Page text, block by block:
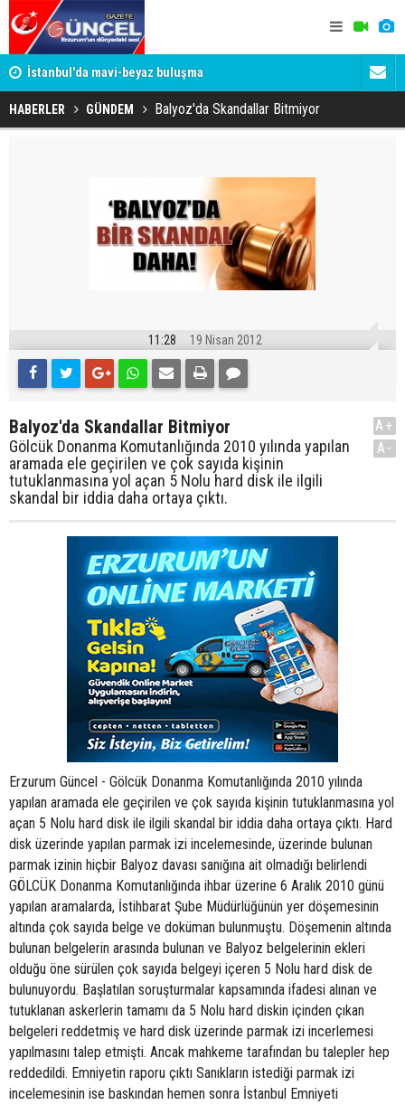
İstanbul'da mavi-beyaz buluşma
HABERLER GÜNDEM Balyoz'da Skandallar Bitmiyor
11:28 19 Nisan 2012
Balyoz'da Skandallar Bitmiyor
Gölcük Donanma Komutanlığında 2010 yılında yapılan
aramada ele geçirilen ve çok sayıda kişinin
tutuklanmasına yol açan 5 Nolu hard disk ile ilgili
skandal bir iddia daha ortaya çıktı.
A+
A-
Erzurum Güncel - Gölcük Donanma Komutanlığında 2010 yılında
yapılan aramada ele geçirilen ve çok sayıda kişinin tutuklanmasına yol
açan 5 Nolu hard disk ile ilgili skandal bir iddia daha ortaya çıktı. Hard
disk üzerinde yapılan parmak izi incelemesinde, üzerinde bulunan
parmak izinin hiçbir Balyoz davası sanığına ait olmadığı belirlendi
GÖLCÜK Donanma Komutanlığında ihbar üzerine 6 Aralık 2010 günü
yapılan aramalarda, İstihbarat Şube Müdürlüğünün yer döşemesinin
altında çok sayıda belge ve doküman bulunmuştu. Döşemenin altında
bulunan belgelerin arasında bulunan ve Balyoz belgelerinin ekleri
olduğu öne sürülen çok sayıda belgeyi içeren 5 Nolu hard disk de
bulunuyordu. Başlatılan soruşturmalar kapsamında ifadesi alınan ve
tutuklanan askerlerin tamamı da 5 Nolu hard diskin içinden çıkan
belgeleri reddetmiş ve hard disk üzerinde parmak izi incerlemesi
yapılmasını talep etmişti. Ancak mahkeme tarafından bu talepler hep
reddedildi. Emniyetin raporu çıktı Sanıkların istediği parmak izi
incelemesinin ise baskından hemen sonra İstanbul Emniyeti